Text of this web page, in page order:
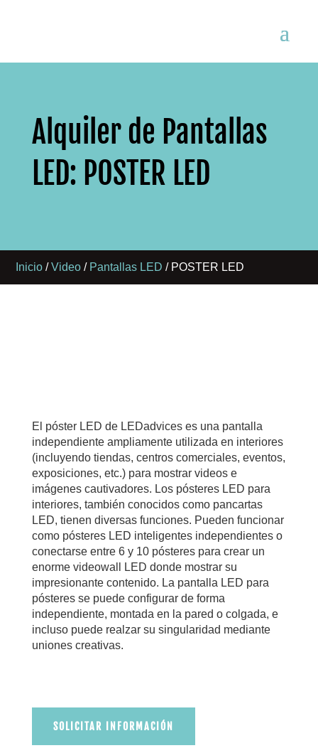
Alquiler de Pantallas
LED: POSTER LED
Inicio /Video / Pantallas LED / POSTER LED
El póster LED de LEDadvices es una pantalla
independiente ampliamente utilizada en interiores
(incluyendo tiendas, centros comerciales, eventos,
exposiciones, etc.) para mostrar videos e
imágenes cautivadores. Los pósteres LED para
interiores, también conocidos como pancartas
LED, tienen diversas funciones. Pueden funcionar
como pósteres LED inteligentes independientes o
conectarse entre 6 y 10 pósteres para crear un
enorme videowall LED donde mostrar su
impresionante contenido. La pantalla LED para
pósteres se puede configurar de forma
independiente, montada en la pared o colgada, e
incluso puede realzar su singularidad mediante
uniones creativas.
SOLICITAR INFORMACIÓN